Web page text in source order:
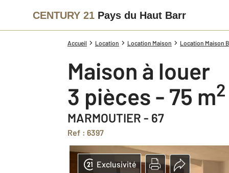
CENTURY 21 Pays du Haut Barr
Accueil Location Location Maison Location Maison
Maison à louer
3 pièces - 75 m2
MARMOUTIER - 67
Ref : 6397
Exclusivité